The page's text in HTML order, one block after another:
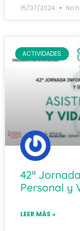
15/07/2024 No
ACTIVIDADES
42ª
Personal y
LEER MÁS »